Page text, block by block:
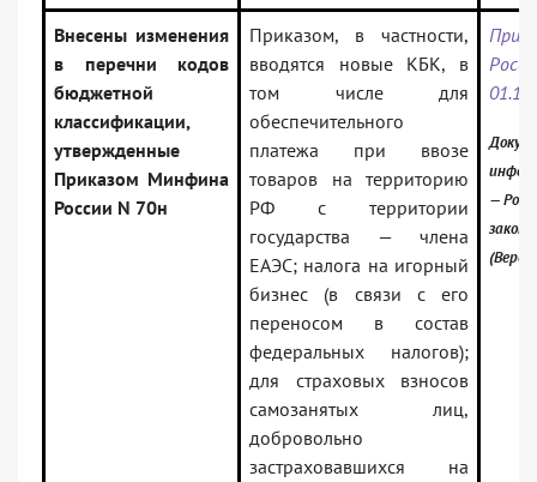
Внесены изменения
в перечни кодов
бюджетной
классификации,
утвержденные
Приказом Минфина
России N 70н
Приказом, в частности,
вводятся новые КБК, в
том числе для
обеспечительного
платежа при ввозе
товаров на территорию
РФ с территории
государства — члена
ЕАЭС; налога на игорный
бизнес (в связи с его
переносом в состав
федеральных налогов);
для страховых взносов
самозанятых лиц,
добровольно
застраховавшихся на
—